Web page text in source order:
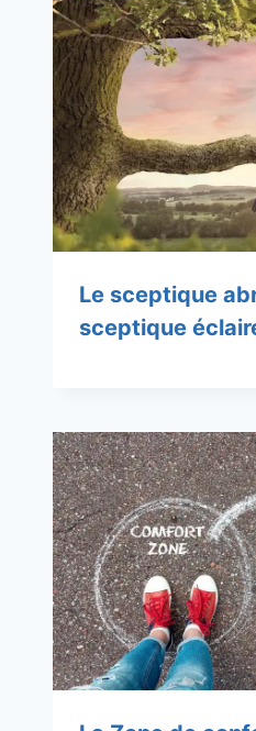
Le sceptique
sceptique